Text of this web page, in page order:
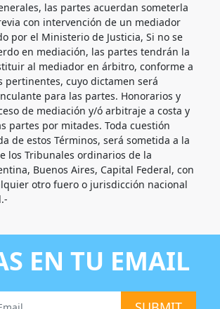
las partes acuerdan someterla
con intervención de un mediador
por el Ministerio de Justicia, Si no se
en mediación, las partes tendrán la
al mediador en árbitro, conforme a
pertinentes, cuyo dictamen será
para las partes. Honorarios y
de mediación y/ó arbitraje a costa y
partes por mitades. Toda cuestión
de estos Términos, será sometida a la
los Tribunales ordinarios de la
Buenos Aires, Capital Federal, con
otro fuero o jurisdicción nacional
EN TU EMAIL